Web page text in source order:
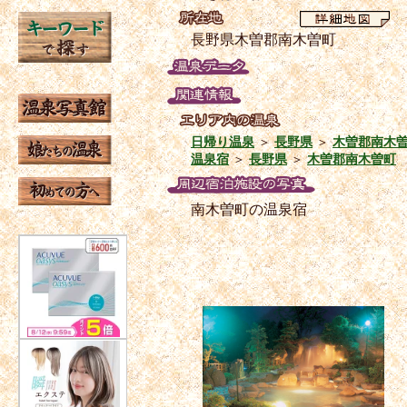
長野県木曽郡南木曽町
日帰り温泉＞長野県＞木曽郡南木
温泉宿＞長野県＞木曽郡南木曽町
南木曽町の温泉宿